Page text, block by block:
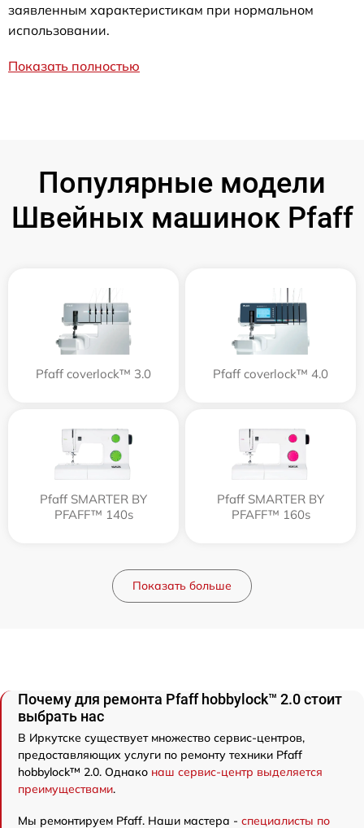
заявленным характеристикам при нормальном
использовании.
Показать полностью
Популярные модели
Швейных машинок Pfaff
Pfaff coverlock™ 3.0 Pfaff coverlock™ 4.0
Pfaff SMARTER BY
PFAFF™ 140s
Pfaff SMARTER BY
PFAFF™ 160s
Показать больше
Почему для ремонта Pfaff hobbylock™ 2.0 стоит
выбрать нас
В Иркутске существует множество сервис-центров,
предоставляющих услуги по ремонту техники Pfaff
hobbylock™ 2.0. Однако наш сервис-центр выделяется
преимуществами.
Мы ремонтируем Pfaff. Наши мастера - специалисты по